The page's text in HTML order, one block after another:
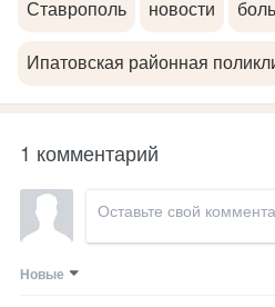
Ставрополь новости
Ипатовская районная
1 комментарий
Новые